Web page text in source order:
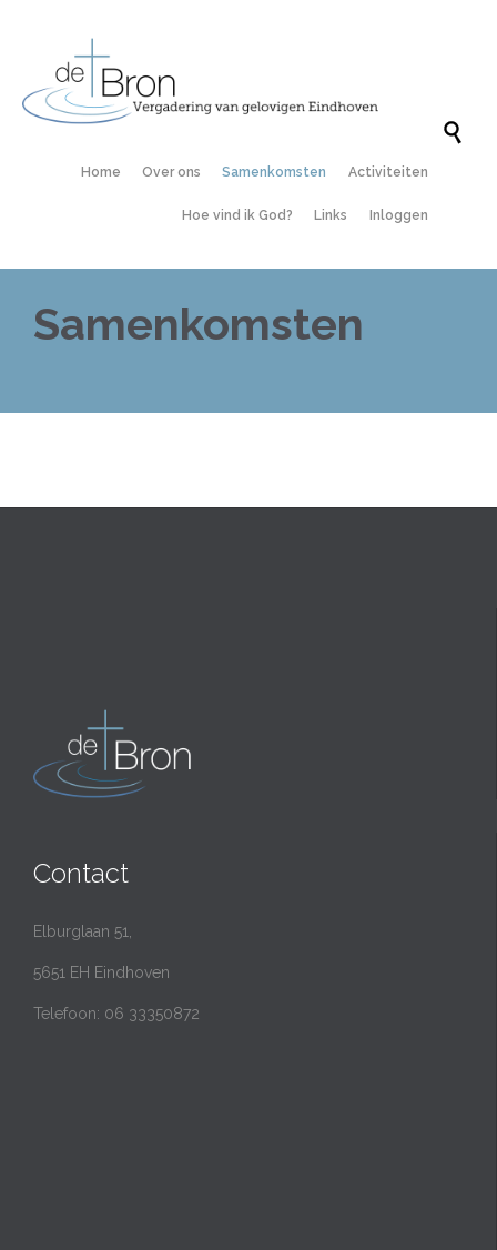
Home Over ons Samenkomsten Activiteiten
Hoe vind ik God? Links Inloggen

Samenkomsten
Contact
Elburglaan 51,
5651 EH Eindhoven
Telefoon: 06 33350872